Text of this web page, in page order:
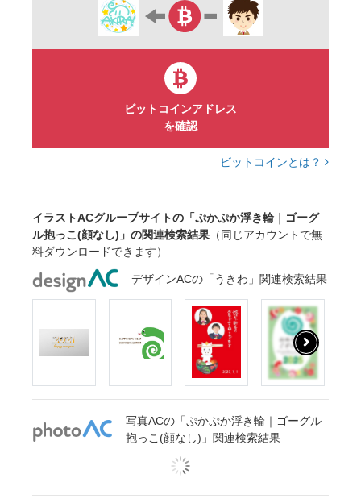
ビットコインアドレス
を確認
ビットコインとは？
イラストACグループサイトの「ぷかぷか浮き輪｜ゴーグ
ル抱っこ(顔なし)」の関連検索結果 （同じアカウントで無
料ダウンロードできます）
デザインACの「うきわ」関連検索結果
写真ACの「ぷかぷか浮き輪｜ゴーグル
抱っこ(顔なし)」関連検索結果